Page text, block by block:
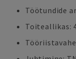
Töötundide
Toiteallikas: